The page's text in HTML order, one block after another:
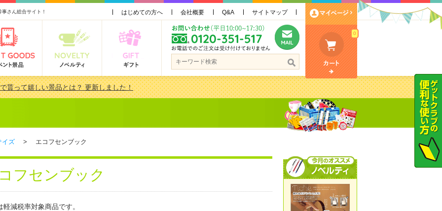
さん総合サイト！ はじめての方へ 会社概要 Q&A サイトマップ
0
貰って嬉しい景品とは？ 更新しました！
3000円未満［2000円～2999円編］もらってうれしい人気ラ…
イズ > エコフセンブック
フセンブック
減税率対象商品です。